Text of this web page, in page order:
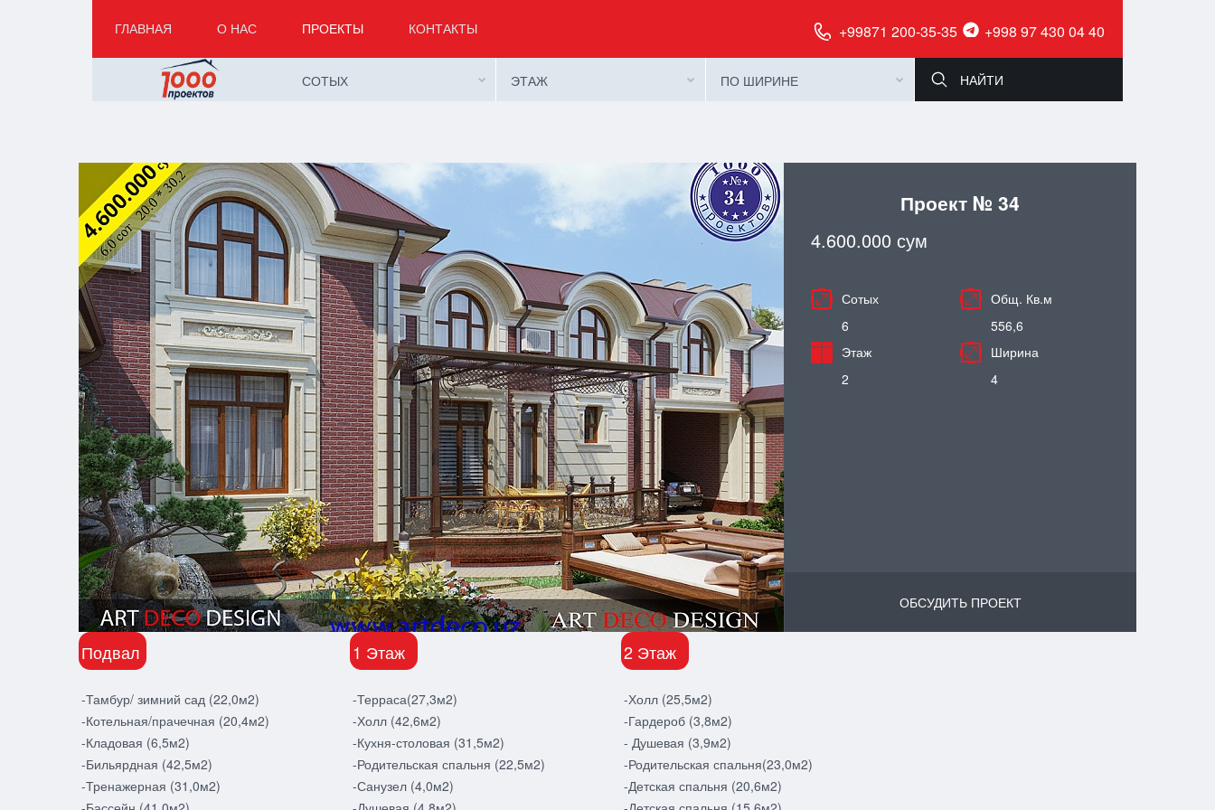
ГЛАВНАЯ О НАС ПРОЕКТЫ КОНТАКТЫ +99871 200-35-35 +998 97 430 04 40
СОТЫХ ЭТАЖ ПО ШИРИНЕ
Проект № 34
4.600.000 сум
Сотых
6
Общ. Кв.м
556,6
Этаж
2
Ширина
4
ОБСУДИТЬ ПРОЕКТ
Подвал
-Тамбур/ зимний сад (22,0м2)
-Котельная/прачечная (20,4м2)
-Кладовая (6,5м2)
-Бильярдная (42,5м2)
-Тренажерная (31,0м2)
1 Этаж
-Терраса(27,3м2)
-Холл (42,6м2)
-Кухня-столовая (31,5м2)
-Родительская спальня (22,5м2)
-Санузел (4,0м2)
2 Этаж
-Холл (25,5м2)
-Гардероб (3,8м2)
- Душевая (3,9м2)
-Родительская спальня(23,0м2)
-Детская спальня (20,6м2)